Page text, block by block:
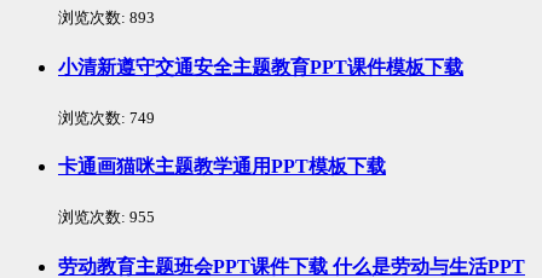
浏览次数: 893
小清新遵守交通安全主题教育PPT课件模板下载
浏览次数: 749
卡通画猫咪主题教学通用PPT模板下载
浏览次数: 955
劳动教育主题班会PPT课件下载 什么是劳动与生活PPT